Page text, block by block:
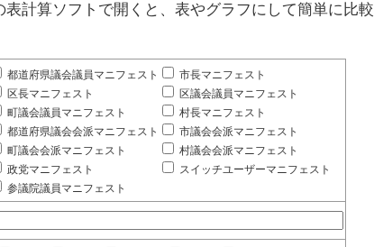
計算ソフトで開くと、表やグラフにして簡単に比較
都道府県議会議員マニフェスト
市長マニフェスト
区長マニフェスト
区議会議員マニフェスト
町議会議員マニフェスト
村長マニフェスト
都道府県議会会派マニフェスト
市議会会派マニフェスト
町議会会派マニフェスト
村議会会派マニフェスト
政党マニフェスト
スイッチユーザーマニフェスト
参議院議員マニフェスト